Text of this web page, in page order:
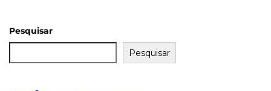
Pesquisar
Pesquisar